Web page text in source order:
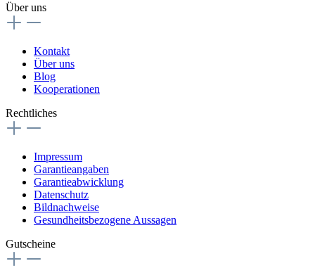
Über uns
Kontakt
Über uns
Blog
Kooperationen
Rechtliches
Impressum
Garantieangaben
Garantieabwicklung
Datenschutz
Bildnachweise
Gesundheitsbezogene Aussagen
Gutscheine